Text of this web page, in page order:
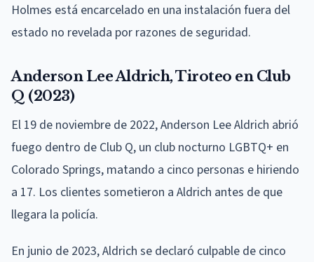
Holmes está encarcelado en una instalación fuera del
estado no revelada por razones de seguridad.
Anderson Lee Aldrich, Tiroteo en Club
Q (2023)
El 19 de noviembre de 2022, Anderson Lee Aldrich abrió
fuego dentro de Club Q, un club nocturno LGBTQ+ en
Colorado Springs, matando a cinco personas e hiriendo
a 17. Los clientes sometieron a Aldrich antes de que
llegara la policía.
En junio de 2023, Aldrich se declaró culpable de cinco